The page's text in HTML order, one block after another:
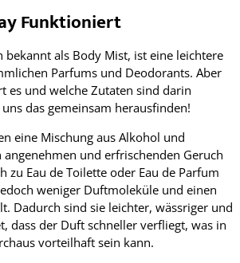
Funktioniert
bekannt als Body Mist, ist eine leichtere
Parfums und Deodorants. Aber
es und welche Zutaten sind darin
das gemeinsam herausfinden!
eine Mischung aus Alkohol und
und erfrischenden Geruch
zu Eau de Toilette oder Eau de Parfum
weniger Duftmoleküle und einen
Dadurch sind sie leichter, wässriger und
dass der Duft schneller verfliegt, was in
vorteilhaft sein kann.